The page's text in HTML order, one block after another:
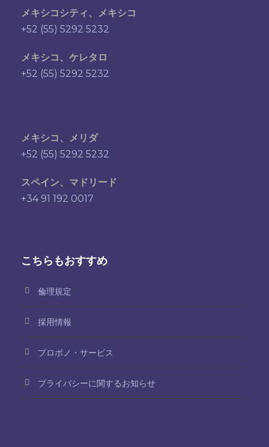
メキシコシティ、メキシコ
+52 (55) 5292 5232
メキシコ、ケレタロ
+52 (55) 5292 5232
メキシコ、メリダ
+52 (55) 5292 5232
スペイン、マドリード
+34 91 192 0017
こちらもおすすめ
倫理規定
採用情報
プロボノ・サービス
プライバシーに関するお知らせ